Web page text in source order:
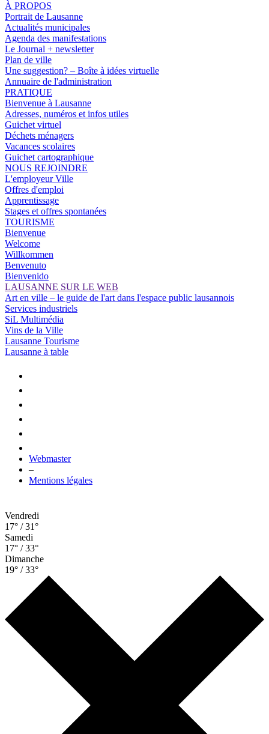
À PROPOS
Portrait de Lausanne
Actualités municipales
Agenda des manifestations
Le Journal + newsletter
Plan de ville
Une suggestion? – Boîte à idées virtuelle
Annuaire de l'administration
PRATIQUE
Bienvenue à Lausanne
Adresses, numéros et infos utiles
Guichet virtuel
Déchets ménagers
Vacances scolaires
Guichet cartographique
NOUS REJOINDRE
L'employeur Ville
Offres d'emploi
Apprentissage
Stages et offres spontanées
TOURISME
Bienvenue
Welcome
Willkommen
Benvenuto
Bienvenido
LAUSANNE SUR LE WEB
Art en ville – le guide de l'art dans l'espace public lausannois
Services industriels
SiL Multimédia
Vins de la Ville
Lausanne Tourisme
Lausanne à table
Webmaster
–
Mentions légales
Vendredi
17° / 31°
Samedi
17° / 33°
Dimanche
19° / 33°